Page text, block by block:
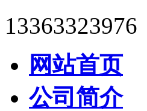
13363323976
网站首页
公司简介